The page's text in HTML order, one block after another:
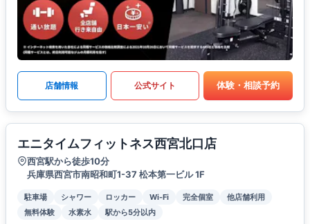
店舗情報 公式サイト 体験・相談予約
エニタイムフィットネス西宮北口店
西宮駅から徒歩10分
兵庫県西宮市南昭和町1-37 松本第一ビル 1F
駐車場 シャワー ロッカー Wi-Fi 完全個室
他店舗利用
無料体験
水素水 駅から5分以内